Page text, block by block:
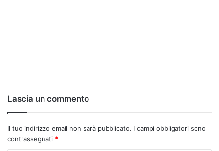
Lascia un commento
Il tuo indirizzo email non sarà pubblicato. I campi obbligatori sono
contrassegnati *